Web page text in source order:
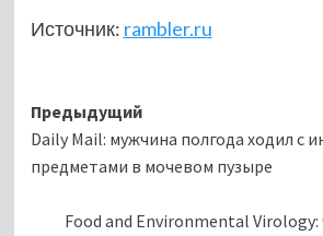
Источник: rambler.ru
Навигация
записи
Предыдущий
Daily Mail: мужчина полгода ходил с
предметами в мочевом пузыре
Food and Environmental Virology: